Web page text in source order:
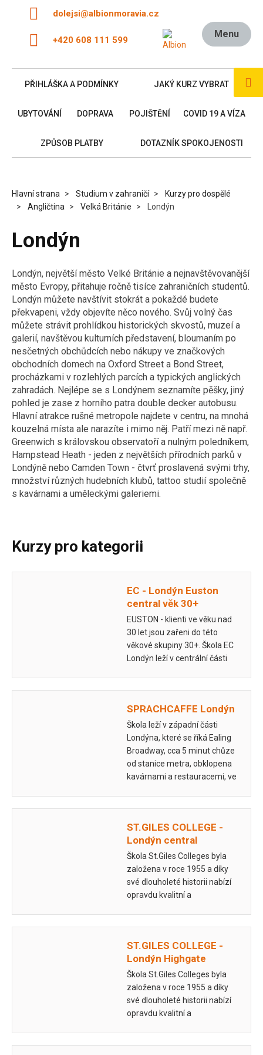
dolejsi@albionmoravia.cz
+420 608 111 599
Menu
PŘIHLÁŠKA A PODMÍNKY JAKÝ KURZ VYBRAT
UBYTOVÁNÍ DOPRAVA POJIŠTĚNÍ COVID 19 A VÍZA
ZPŮSOB PLATBY DOTAZNÍK SPOKOJENOSTI
Hlavní strana Studium v zahraničí
Kurzy pro dospělé
Angličtina
Velká Británie Londýn
Londýn
Londýn, největší město Velké Británie a nejnavštěvovanější
město Evropy, přitahuje ročně tisíce zahraničních studentů.
Londýn můžete navštívit stokrát a pokaždé budete
překvapeni, vždy objevíte něco nového. Svůj volný čas
můžete strávit prohlídkou historických skvostů, muzeí a
galerií, navštěvou kulturních představení, bloumaním po
nesčetných obchůdcích nebo nákupy ve značkových
obchodních domech na Oxford Street a Bond Street,
procházkami v rozlehlých parcích a typických anglických
zahradách. Nejlépe se s Londýnem seznamíte pěšky, jiný
pohled je zase z horního patra double decker autobusu.
Hlavní atrakce rušné metropole najdete v centru, na mnohá
kouzelná místa ale narazíte i mimo něj. Patří mezi ně např.
Greenwich s královskou observatoří a nulným poledníkem,
Hampstead Heath - jeden z největších přírodních parků v
Londýně nebo Camden Town - čtvrť proslavená svými trhy,
množství různých hudebních klubů, tattoo studií společně
s kavárnami a uměleckými galeriemi.
Kurzy pro kategorii
EC - Londýn Euston
central věk 30+
EUSTON - klienti ve věku nad
30 let jsou zařeni do této
věkové skupiny 30+. Škola EC
Londýn leží v centrální části
SPRACHCAFFE Londýn
Škola leží v západní části
Londýna, které se říká Ealing
Broadway, cca 5 minut chůze
od stanice metra, obklopena
kavárnami a restauracemi, ve
ST.GILES COLLEGE -
Londýn central
Škola St.Giles Colleges byla
založena v roce 1955 a díky
své dlouholeté historii nabízí
opravdu kvalitní a
ST.GILES COLLEGE -
Londýn Highgate
Škola St.Giles Colleges byla
založena v roce 1955 a díky
své dlouholeté historii nabízí
opravdu kvalitní a